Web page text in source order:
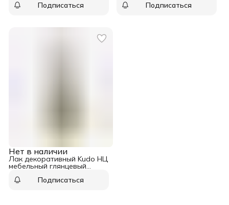
Подписаться Подписаться
Нет в наличии
Лак декоративный Kudo НЦ
мебельный глянцевый
Подписаться